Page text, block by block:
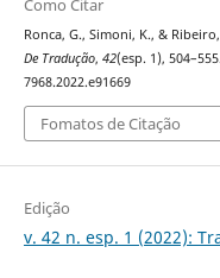
Ronca, G., Simoni, K., &
De Tradução, 42(esp. 1),
7968.2022.e91669
Fomatos de Citação
Edição
v. 42 n. esp. 1 (2022):